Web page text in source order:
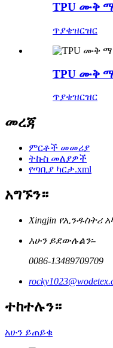
TPU ሙቅ
ጥያቄዝርዝር
TPU ሙቅ
ጥያቄዝርዝር
መረጃ
ምርቶች መመሪያ
ትኩስ መለያዎች
የጣቢያ ካርታ.xml
አግኙን።
Xingjin የኢንዱስትሪ
አሁን ይደውሉልን፡-
0086-13489709709
ተከተሉን።
አሁን ይጠይቁ